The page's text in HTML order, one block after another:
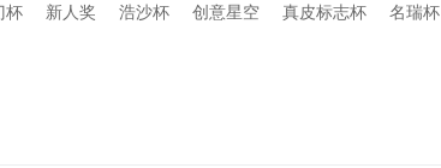
杯 新人奖 浩沙杯 创意星空 真皮标志杯 名瑞杯